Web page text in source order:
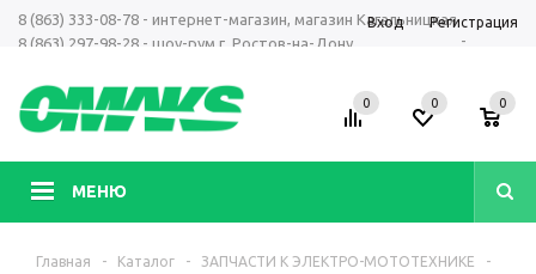
8 (863) 333-08-78 - интернет-магазин, магазин Кагальницкая
8 (863) 297-98-28 - шоу-рум г. Ростов-на-Дону
-
Вход Регистрация
МЕНЮ
0 0 0
Главная - Каталог - ЗАПЧАСТИ К ЭЛЕКТРО-МОТОТЕХНИКЕ
-